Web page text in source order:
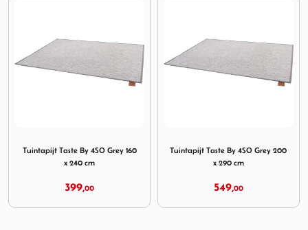
Tuintapijt Taste By 4SO Grey 160
x 240 cm
399,00
Tuintapijt Taste By 4SO Grey 200
x 290 cm
549,00